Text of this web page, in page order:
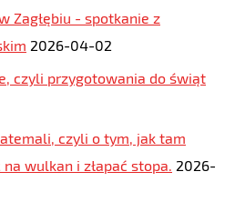
Zagłębiu - spotkanie z
2026-04-02
czyli przygotowania do świąt
czyli o tym, jak tam
wulkan i złapać stopa. 2026-